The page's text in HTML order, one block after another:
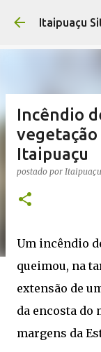
Itaipuaçu
Incêndio
vegetação
Itaipuaçu
postado por
Um incêndio
queimou, na
extensão de
da encosta do
margens da